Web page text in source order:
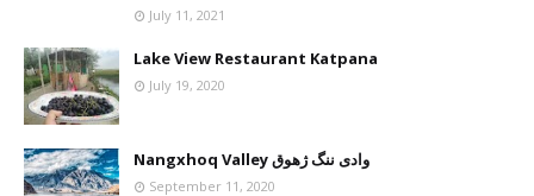
July 11, 2021
Lake View Restaurant Katpana
July 19, 2020
Nangxhoq Valley وادی ننگ ژھوق
September 11, 2020